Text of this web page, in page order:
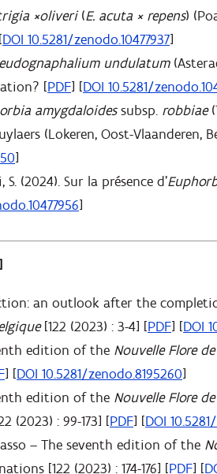
×oliveri(E. acuta × repens)
DOI 10.5281/zenodo.10477937]
undulatum
[PDF] [DOI 10.5281/
amygdaloidessubsp. robbiae
(Lokeren, Oost-Vlaanderen,
]
S. (2024). Sur la présence d'
]
an outlook after the
[122 (2023) : 3-4] [PDF] [DOI
edition of the Nouvelle Flore
] [DOI 10.5281/zenodo.8195260]
edition of the Nouvelle Flore
(2023) : 99-173] [PDF] [DOI
– The seventh edition of the
[122 (2023) : 174-176] [PDF] [